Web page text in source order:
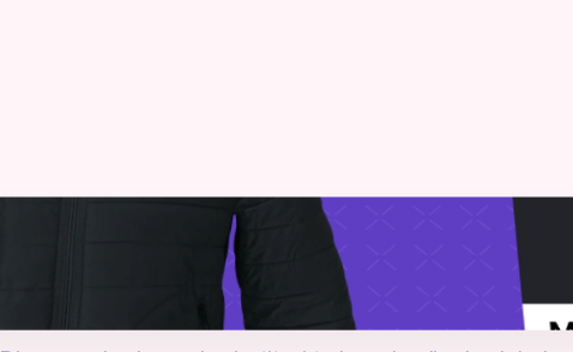
Lihat API Docs